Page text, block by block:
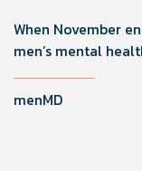
When November
men’s mental
brings powerful
the other 11
menMD